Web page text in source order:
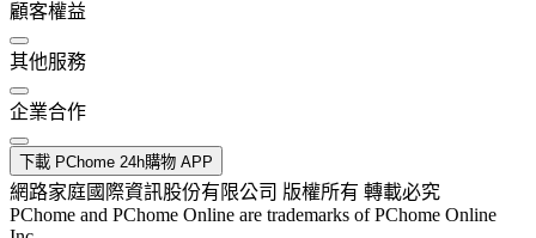
顧客權益
其他服務
企業合作
下載 PChome 24h購物 APP
網路家庭國際資訊股份有限公司 版權所有 轉載必究
PChome and PChome Online are trademarks of PChome Online